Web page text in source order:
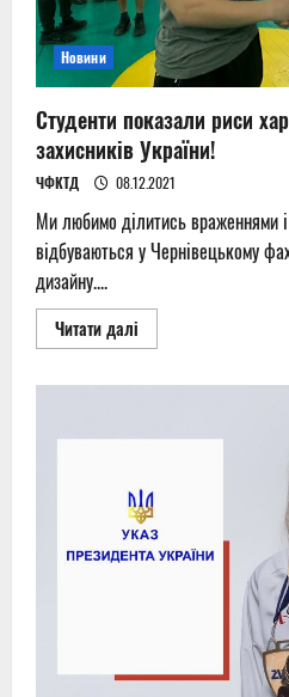
Новини
Студенти показали риси
захисників України!
ЧФКТД 08.12.2021
Ми любимо ділитись враженнями
відбуваються у Чернівецькому
дизайну....
Читати далі
more
справжніх